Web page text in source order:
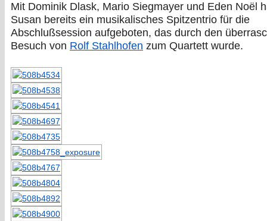
Mit Dominik Dlask, Mario Siegmayer und Eden Noël
Susan bereits ein musikalisches Spitzentrio für die
Abschlußsession aufgeboten, das durch den
Besuch von Rolf Stahlhofen zum Quartett wurde.